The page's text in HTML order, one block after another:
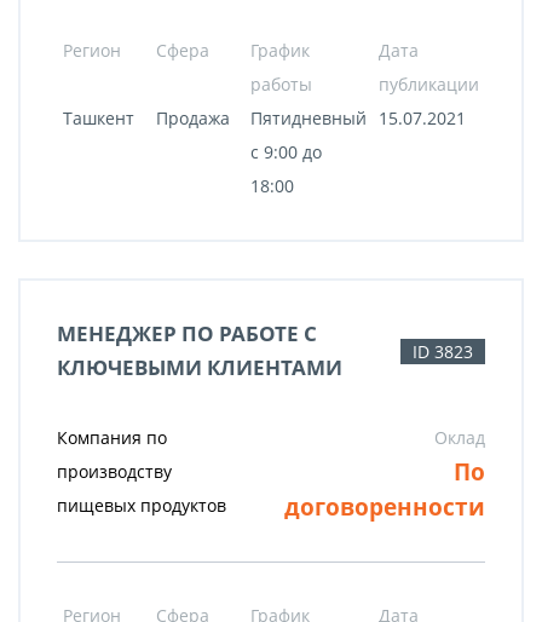
Регион Сфера
График
работы
Дата
публикации
Ташкент
Продажа
Пятидневный
с 9:00 до
18:00
15.07.2021
МЕНЕДЖЕР ПО РАБОТЕ С
КЛЮЧЕВЫМИ КЛИЕНТАМИ
ID 3823
Компания по
производству
пищевых продуктов
Оклад
По
договоренности
Регион Сфера
График
Дата